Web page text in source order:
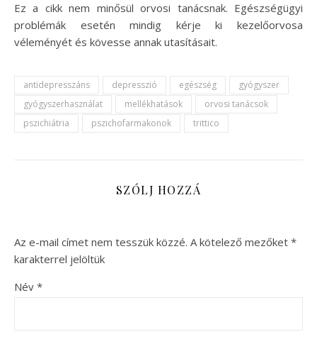
Ez a cikk nem minősül orvosi tanácsnak. Egészségügyi
problémák esetén mindig kérje ki kezelőorvosa
véleményét és kövesse annak utasításait.
antidepresszáns depresszió egészség
gyógyszer
gyógyszerhasználat
mellékhatások
orvosi tanácsok
pszichiátria
pszichofarmakonok trittico
SZÓLJ HOZZÁ
Az e-mail címet nem tesszük közzé. A kötelező mezőket *
karakterrel jelöltük
Név *